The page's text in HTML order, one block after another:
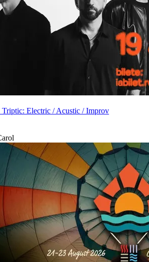
Triptic: Electric / Acustic / Improv